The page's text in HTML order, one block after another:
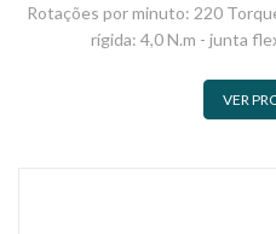
Rotações por minuto: 220
rígida: 4,0 N.m - junta
VER